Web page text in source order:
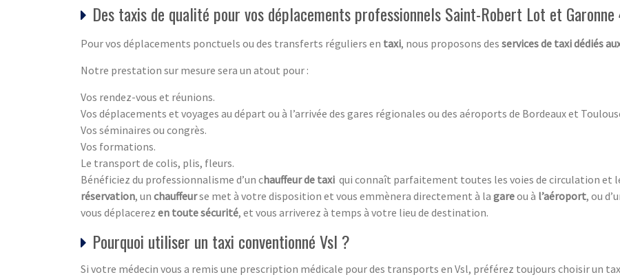
Des taxis de qualité pour vos déplacements professionnels Saint-Robert Lot et Garonne
Pour vos déplacements ponctuels ou des transferts réguliers en taxi, nous proposons des services de taxi dédiés
Notre prestation sur mesure sera un atout pour :
Vos rendez-vous et réunions.
Vos déplacements et voyages au départ ou à l’arrivée des gares régionales ou des aéroports de Bordeaux et
Vos séminaires ou congrès.
Vos formations.
Le transport de colis, plis, fleurs.
Bénéficiez du professionnalisme d’un chauffeur de taxi qui connaît parfaitement toutes les voies de circulation et
réservation, un chauffeurse met à votre disposition et vous emmènera directement à la gareou à l’aéroport, ou
vous déplacerez en toute sécurité, et vous arriverez à temps à votre lieu de destination.
Pourquoi utiliser un taxi conventionné Vsl ?
Si votre médecin vous a remis une prescription médicale pour des transports en Vsl, préférez toujours choisir un